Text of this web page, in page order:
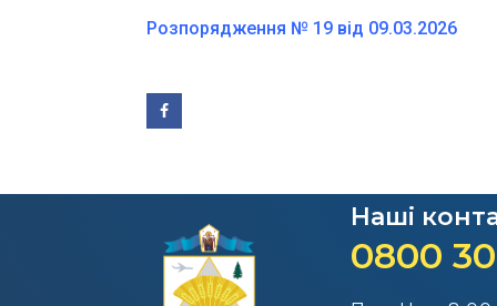
Розпорядження № 19 від 09.03.2026
Наші
0800